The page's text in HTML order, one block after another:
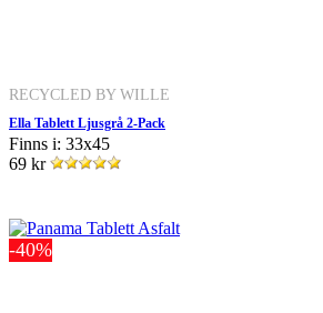
RECYCLED BY WILLE
Ella Tablett Ljusgrå 2-Pack
Finns i: 33x45
69 kr
-40%